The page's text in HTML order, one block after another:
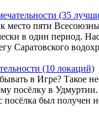
(35
место пяти
в один период.
Саратовского
(10 локаций)
в Игре? Такое
посёлку в Удмуртии.
посёлка был получен